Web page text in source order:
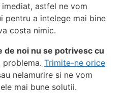
astfel ne vom
pentru a intelege mai bine
costa nimic.
de noi nu se potrivesc cu
problema. Trimite-ne orice
nelamurire si ne vom
mai bune solutii.